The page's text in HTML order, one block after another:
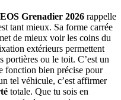
Grenadier 2026 rappelle
tant mieux. Sa forme carrée
de mieux voir les coins du
extérieurs permettent
portières ou le toit. C’est un
fonction bien précise pour
tel véhicule, c’est affirmer
totale. Que tu sois en